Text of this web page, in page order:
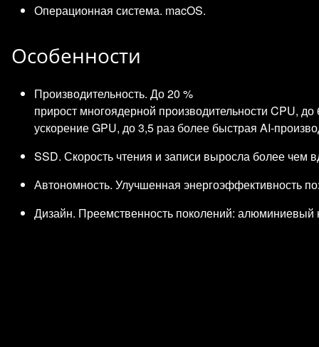
Операционная система. macOS.
Особенности
Производительность. До 20 %
прирост многоядерной производительности CPU, до
ускорение GPU, до 3,5 раз более быстрая
SSD. Скорость чтения и записи выросла более
Автономность. Улучшенная энергоэффективность
Дизайн. Преемственность поколений: алюминиевый